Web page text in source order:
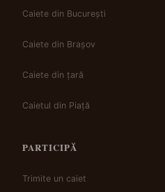
Caiete din București
Caiete din Brașov
Caiete din țară
Caietul din Piață
PARTICIPĂ
Trimite un caiet